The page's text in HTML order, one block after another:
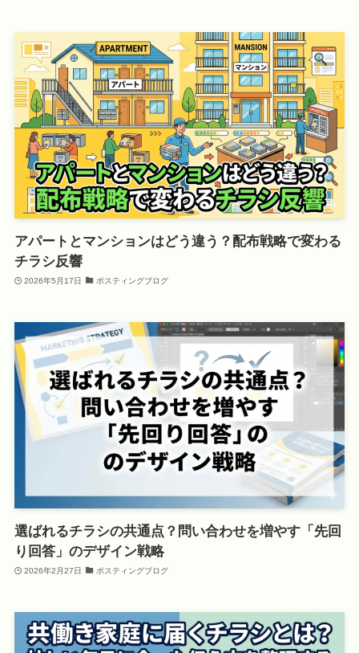
アパートとマンションはどう違う？配布戦略で変わる
チラシ反響
2026年5月17日 ポスティングブログ
選ばれるチラシの共通点？問い合わせを増やす「先回
り回答」のデザイン戦略
2026年2月27日 ポスティングブログ